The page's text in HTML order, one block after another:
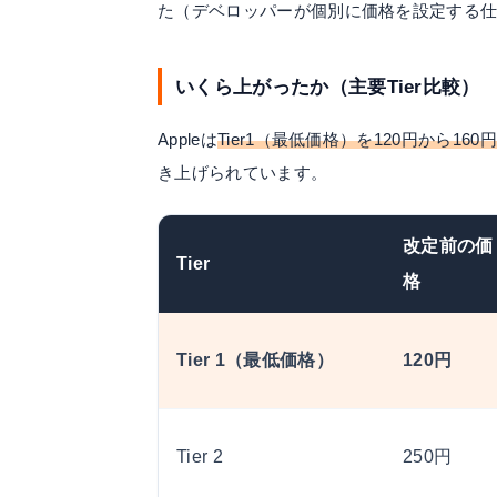
た（デベロッパーが個別に価格を設定する
いくら上がったか（主要Tier比較）
AppleはTier1（最低価格）を120円から160
き上げられています。
Tier
改定前の価
格
Tier 1（最低価格） 120円
Tier 2 250円